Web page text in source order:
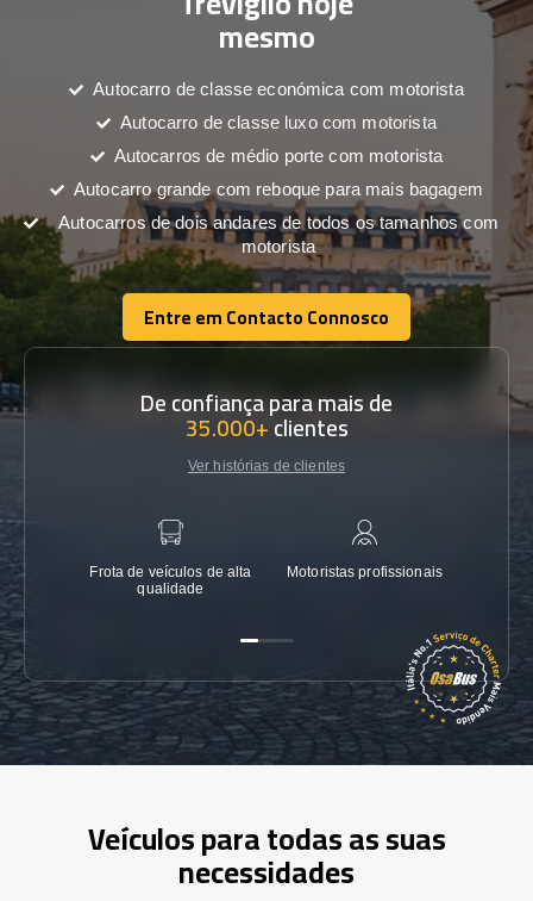
mesmo
Autocarro de classe económica com motorista
Autocarro de classe luxo com motorista
Autocarros de médio porte com motorista
Autocarro grande com reboque para mais bagagem
Autocarros de dois andares de todos os tamanhos com
motorista
Entre em Contacto Connosco
Entre em Contacto Connosco
De confiança para mais de
35.000+clientes
Ver histórias de clientes
Frota de veículos de alta
qualidade
Motoristas profissionais
Veículos para todas as suas
necessidades